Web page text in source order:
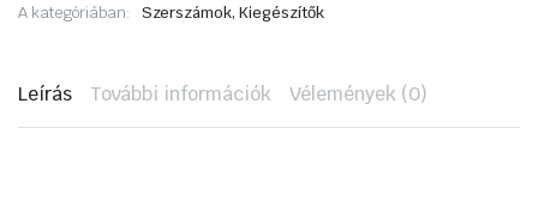
A kategóriában: Szerszámok, Kiegészítők
Leírás További információk Vélemények (0)